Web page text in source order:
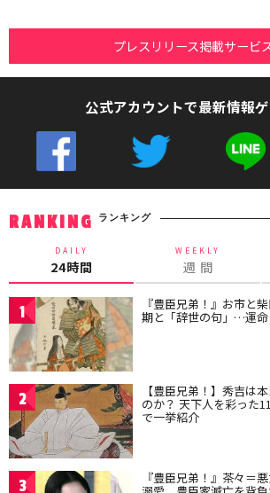
プレスリリース掲載サービ
公式アカウントで最新情報ゲ
RANKING ランキング
DAILY
24時間
WEEKLY
週 間
1 『豊臣兄弟！』お市と
期と「辞世の句」…運
2 【豊臣兄弟！】秀吉は
のか？ 天下人を彩った
で一挙紹介
3 『豊臣兄弟！』茶々＝